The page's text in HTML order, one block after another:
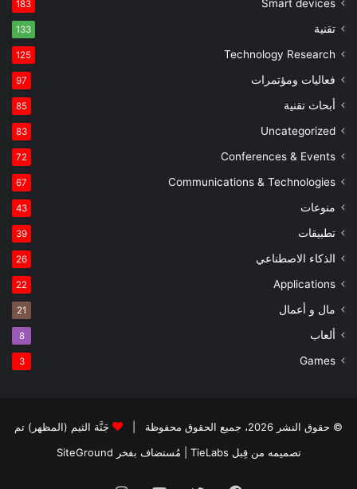
Smart devices
183
تقنية 133
Technology Research
125
فعاليات ومؤتمرات 97
أبحاث تقنية 85
Uncategorized
83
Conferences & Events
72
Communications & Technologies
67
منوعات 43
تطبيقات 39
الذكاء الاصطناعي 26
Applications
22
مال و أعمال 21
ألعاب 8
Games
3
© حقوق النشر 2026، جميع الحقوق محفوظة |
جَنَّة الثيم (المظهر) تم
تصميمه من قِبل TieLabs
| مُستضاف بفخر SiteGround